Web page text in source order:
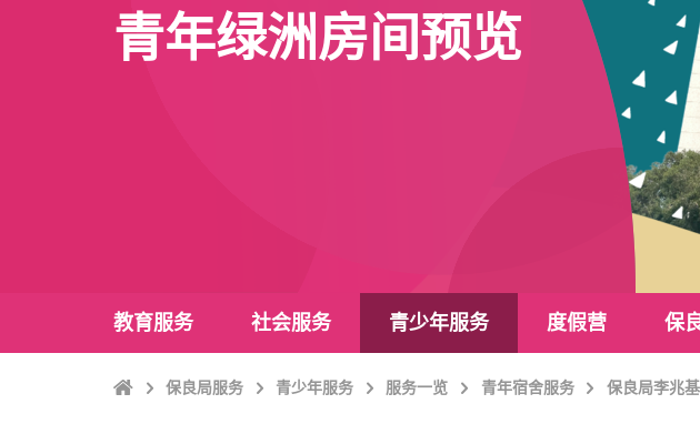
青年绿洲房间预览
教育服务 社会服务 青少年服务 度假营 保
Home保良局服务 青少年服务 服务一览 青年宿舍服务 保良局李兆